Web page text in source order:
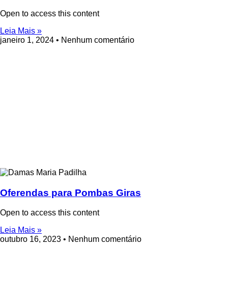
Open to access this content
Leia Mais »
janeiro 1, 2024
Nenhum comentário
Oferendas para Pombas Giras
Open to access this content
Leia Mais »
outubro 16, 2023
Nenhum comentário